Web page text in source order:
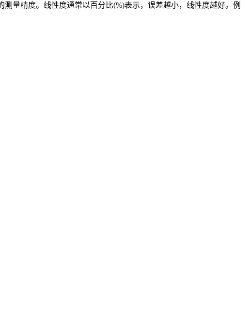
精度。线性度通常以百分比(%)表示，误差越小，线性度越好。例